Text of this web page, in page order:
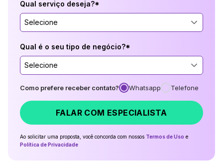
Qual serviço deseja?*
Selecione
Qual é o seu tipo de negócio?*
Selecione
Como prefere receber contato? Whatsapp Telefone
FALAR COM ESPECIALISTA
Ao solicitar uma proposta, você concorda com nossos Termos de Uso e
Política de Privacidade